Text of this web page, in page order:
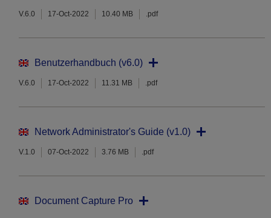
V.6.0 17-Oct-2022 10.40 MB .pdf
Benutzerhandbuch (v6.0)
V.6.0 17-Oct-2022 11.31 MB .pdf
Network Administrator's Guide (v1.0)
V.1.0 07-Oct-2022 3.76 MB .pdf
Document Capture Pro